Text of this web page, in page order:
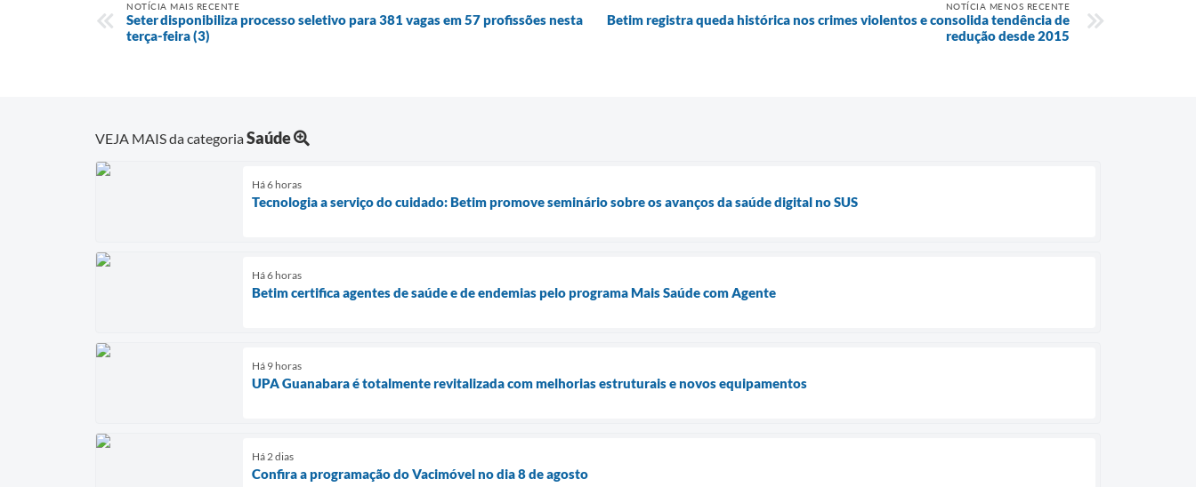
NOTÍCIA MAIS RECENTE
Seter disponibiliza processo seletivo para 381 vagas em 57 profissões nesta
terça-feira (3)
NOTÍCIA MENOS RECENTE
Betim registra queda histórica nos crimes violentos e consolida tendência de
redução desde 2015
VEJA MAIS da categoriaSaúde
Há 6 horas
Tecnologia a serviço do cuidado: Betim promove seminário sobre os avanços da saúde digital no SUS
Há 6 horas
Betim certifica agentes de saúde e de endemias pelo programa Mais Saúde com Agente
Há 9 horas
UPA Guanabara é totalmente revitalizada com melhorias estruturais e novos equipamentos
Há 2 dias
Confira a programação do Vacimóvel no dia 8 de agosto